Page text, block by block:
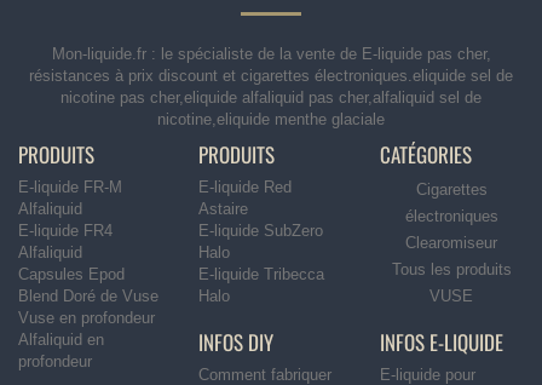
Mon-liquide.fr : le spécialiste de la vente de E-liquide pas cher,
résistances à prix discount et cigarettes électroniques.eliquide sel de
nicotine pas cher,eliquide alfaliquid pas cher,alfaliquid sel de
nicotine,eliquide menthe glaciale
PRODUITS
E-liquide FR-M
Alfaliquid
E-liquide FR4
Alfaliquid
Capsules Epod
Blend Doré de Vuse
Vuse en profondeur
Alfaliquid en
profondeur
PRODUITS
E-liquide Red
Astaire
E-liquide SubZero
Halo
E-liquide Tribecca
Halo
CATÉGORIES
Cigarettes
électroniques
Clearomiseur
Tous les produits
VUSE
INFOS DIY
Comment fabriquer
INFOS E-LIQUIDE
E-liquide pour